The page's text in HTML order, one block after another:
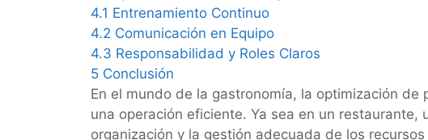
4.1 Entrenamiento Continuo
4.2 Comunicación en Equipo
4.3 Responsabilidad y Roles Claros
5 Conclusión
En el mundo de la gastronomía, la optimización de
una operación eficiente. Ya sea en un restaurante,
organización y la gestión adecuada de los